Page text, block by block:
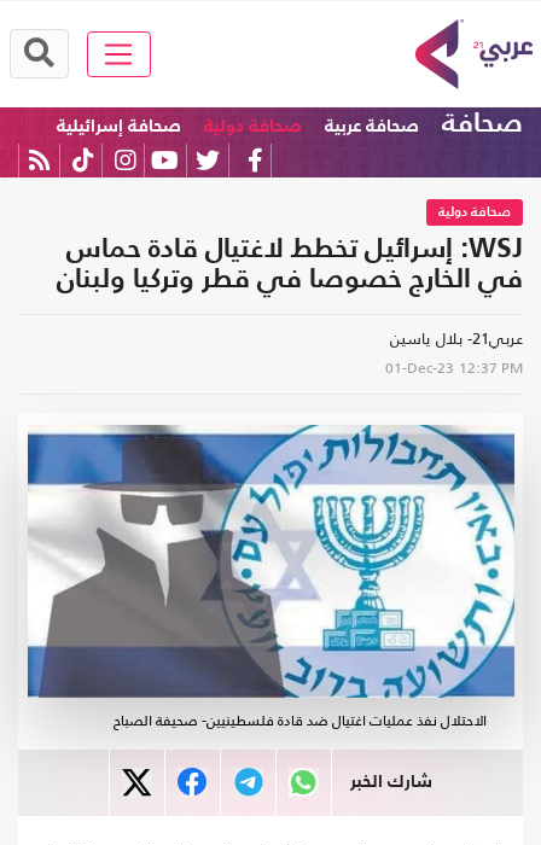
صحافة صحافة عربية صحافة دولية صحافة إسرائيلية
صحافة دولية
WSJ: إسرائيل تخطط لاغتيال قادة حماس
في الخارج خصوصا في قطر وتركيا ولبنان
عربي21- بلال ياسين
01-Dec-23 12:37 PM
الاحتلال نفذ عمليات اغتيال ضد قادة فلسطينيين- صحيفة الصباح
شارك الخبر